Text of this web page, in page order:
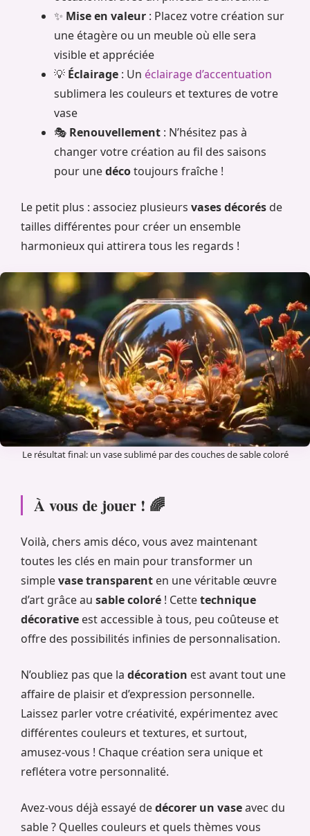
✨ Mise en valeur : Placez votre création sur
une étagère ou un meuble où elle sera
visible et appréciée
💡 Éclairage : Un éclairage d’accentuation
sublimera les couleurs et textures de votre
vase
🎭 Renouvellement : N’hésitez pas à
changer votre création au fil des saisons
pour unedécotoujours fraîche !
Le petit plus : associez plusieurs vases décorés de
tailles différentes pour créer un ensemble
harmonieux qui attirera tous les regards !
Le résultat final: un vase sublimé par des couches de sable coloré
À vous de jouer ! 🌈
Voilà, chers amis déco, vous avez maintenant
toutes les clés en main pour transformer un
simplevase transparent en une véritable œuvre
d’art grâce au sable coloré ! Cettetechnique
décorative est accessible à tous, peu coûteuse et
offre des possibilités infinies de personnalisation.
N’oubliez pas que la décoration est avant tout une
affaire de plaisir et d’expression personnelle.
Laissez parler votre créativité, expérimentez avec
différentes couleurs et textures, et surtout,
amusez-vous ! Chaque création sera unique et
reflétera votre personnalité.
Avez-vous déjà essayé dedécorer un vaseavec du
sable ? Quelles couleurs et quels thèmes vous